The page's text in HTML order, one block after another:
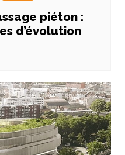
piéton :
d’évolution